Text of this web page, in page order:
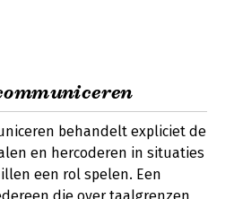
behandelt expliciet de
en hercoderen in situaties
een rol spelen. Een